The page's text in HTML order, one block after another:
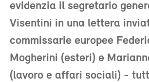
evidenzia il segretario
Visentini in una lettera
commissarie europee
Mogherini (esteri) e
(lavoro e affari sociali) -